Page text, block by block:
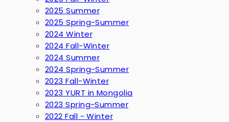
2025 Summer
2025 Spring-Summer
2024 Winter
2024 Fall-Winter
2024 Summer
2024 Spring-Summer
2023 Fall-Winter
2023 YURT in Mongolia
2023 Spring-Summer
2022 Fall - Winter